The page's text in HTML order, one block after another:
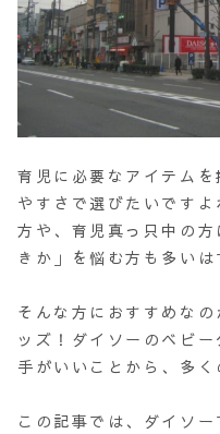
育児に必要なアイテム
やすさで選びたいです
方や、育児真っ只中の
きか」を悩む方も多いは
そんな方におすすめな
ッズ！ダイソーのベビ
手がいいことから、多く
この記事では、ダイソ